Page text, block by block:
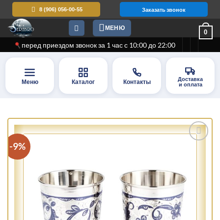
Skip
content
8 (906) 056-00-55 Заказать звонок
МЕНЮ
0
перед приездом звонок за 1 час с 10:00 до 22:00
Меню Каталог Контакты
Доставка
и оплата
-9%